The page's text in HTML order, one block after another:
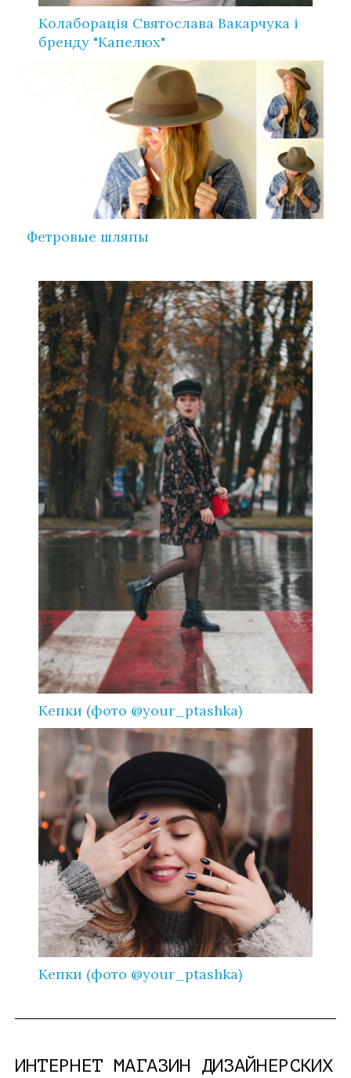
Колаборація Святослава Вакарчука і
бренду "Капелюх"
Фетровые шляпы
Кепки (фото @your_ptashka)
Кепки (фото @your_ptashka)
ИНТЕРНЕТ МАГАЗИН ДИЗАЙНЕРСКИХ